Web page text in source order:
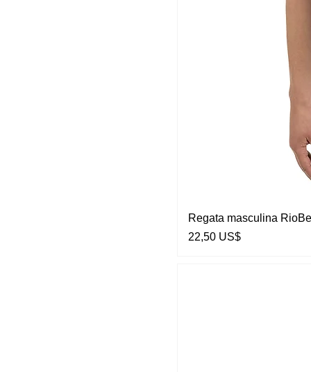
Regata masculina
Preço
22,50 US$